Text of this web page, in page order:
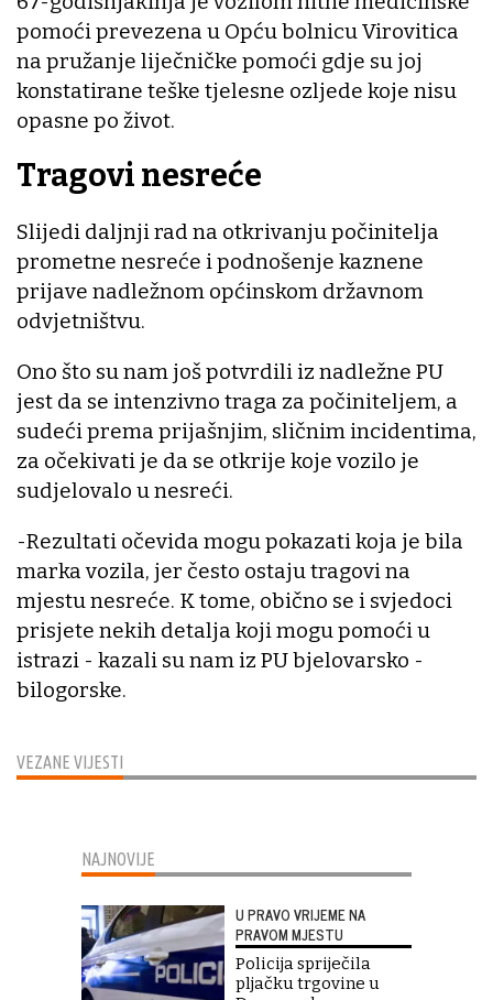
VEZANE VIJESTI
pomoći prevezena u Opću bolnicu Virovitica
na pružanje liječničke pomoći gdje su joj
konstatirane teške tjelesne ozljede koje nisu
opasne po život.
Tragovi nesreće
Slijedi daljnji rad na otkrivanju počinitelja
prometne nesreće i podnošenje kaznene
prijave nadležnom općinskom državnom
odvjetništvu.
Ono što su nam još potvrdili iz nadležne PU
jest da se intenzivno traga za počiniteljem, a
sudeći prema prijašnjim, sličnim incidentima,
za očekivati je da se otkrije koje vozilo je
sudjelovalo u nesreći.
-Rezultati očevida mogu pokazati koja je bila
marka vozila, jer često ostaju tragovi na
mjestu nesreće. K tome, obično se i svjedoci
prisjete nekih detalja koji mogu pomoći u
istrazi - kazali su nam iz PU bjelovarsko -
bilogorske.
NAJNOVIJE
U PRAVO VRIJEME NA
PRAVOM MJESTU
Policija spriječila
pljačku trgovine u